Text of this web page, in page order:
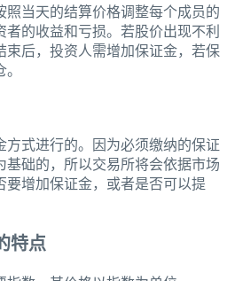
照当天的结算价格调整每个成员的
的收益和亏损。若股价出现不利
束后，投资人需增加保证金，若保
方式进行的。因为必须缴纳的保证
基础的，所以交易所将会依据市场
要增加保证金，或者是否可以提
特点